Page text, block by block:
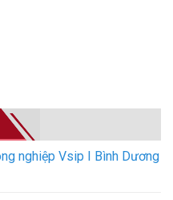
nghiệp Vsip I Bình Dương